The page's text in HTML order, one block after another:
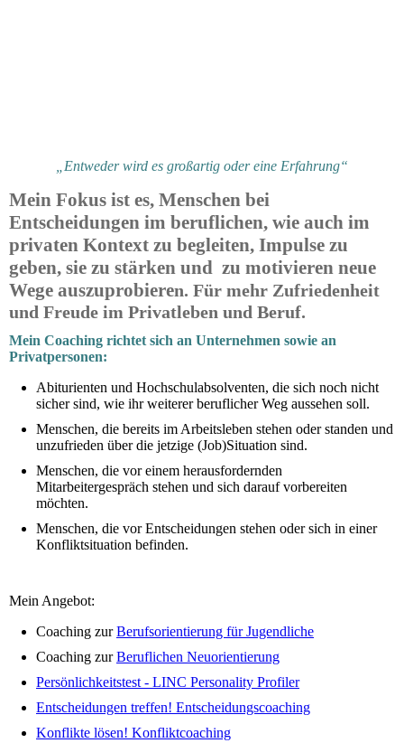
„Entweder wird es großartig oder eine Erfahrung“
Mein Fokus ist es, Menschen bei
Entscheidungen im beruflichen, wie auch im
privaten Kontext zu begleiten, Impulse zu
geben, sie zu stärken und zu motivieren neue
Wege auszuprobieren. Für mehr Zufriedenheit
und Freude im Privatleben und Beruf.
Mein Coaching richtet sich an Unternehmen sowie an
Privatpersonen:
Abiturienten und Hochschulabsolventen, die sich noch nicht
sicher sind, wie ihr weiterer beruflicher Weg aussehen soll.
Menschen, die bereits im Arbeitsleben stehen oder standen und
unzufrieden über die jetzige (Job)Situation sind.
Menschen, die vor einem herausfordernden
Mitarbeitergespräch stehen und sich darauf vorbereiten
möchten.
Menschen, die vor Entscheidungen stehen oder sich in einer
Konfliktsituation befinden.
Mein Angebot:
Coaching zurBerufsorientierung für Jugendliche
Coaching zurBeruflichen Neuorientierung
Persönlichkeitstest - LINC Personality Profiler
Entscheidungen treffen! Entscheidungscoaching
Konflikte lösen! Konfliktcoaching